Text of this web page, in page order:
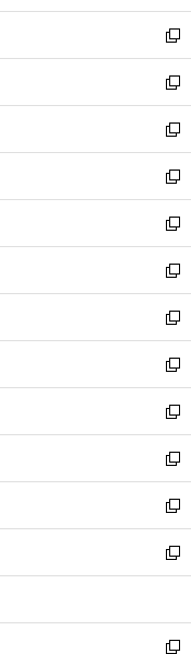
開
く
ウ
で
開
く
ン
ド
ウ
で
開
く
ウ
ィ
ン
ド
ウ
で
開
く
新
し
い
ウ
ィ
ン
ド
ウ
で
開
く
新
し
い
ウ
ィ
ン
ド
ウ
で
開
く
新
し
い
ウ
ィ
ン
ド
ウ
で
開
く
新
し
い
ウ
ィ
ン
ド
ウ
で
開
く
新
し
い
ウ
ィ
ン
ド
ウ
で
開
く
新
し
い
ウ
ィ
ン
ド
ウ
で
開
く
新
し
い
ウ
ィ
ン
ド
ウ
で
開
く
新
し
い
ウ
ィ
ン
ド
ウ
で
開
新
し
い
ウ
ィ
ン
ド
ウ
開
く
新
し
い
ウ
ィ
ン
ウ
で
新
し
い
ウ
ン
ド
新
し
ウ
ィ